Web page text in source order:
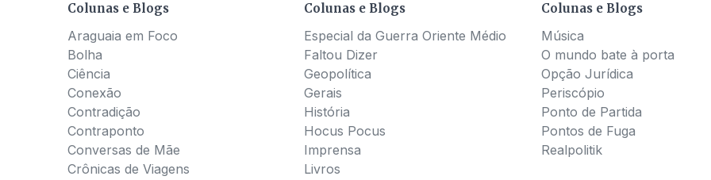
Colunas e Blogs
Araguaia em Foco
Bolha
Ciência
Conexão
Contradição
Contraponto
Conversas de Mãe
Crônicas de Viagens
Colunas e Blogs
Especial da Guerra Oriente Médio
Faltou Dizer
Geopolítica
Gerais
História
Hocus Pocus
Imprensa
Livros
Colunas e Blogs
Música
O mundo bate à porta
Opção Jurídica
Periscópio
Ponto de Partida
Pontos de Fuga
Realpolitik